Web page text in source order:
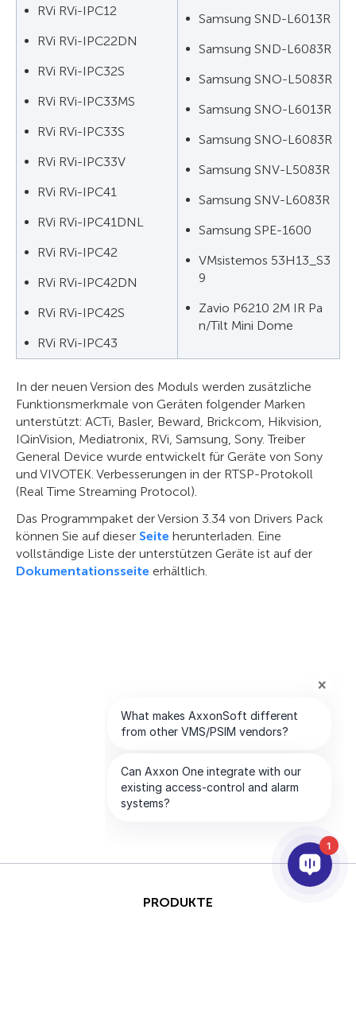
RVi RVi-IPC12
RVi RVi-IPC22DN
RVi RVi-IPC32S
RVi RVi-IPC33MS
RVi RVi-IPC33S
RVi RVi-IPC33V
RVi RVi-IPC41
RVi RVi-IPC41DNL
RVi RVi-IPC42
RVi RVi-IPC42DN
RVi RVi-IPC42S
RVi RVi-IPC43
Samsung SND-L6013R
Samsung SND-L6083R
Samsung SNO-L5083R
Samsung SNO-L6013R
Samsung SNO-L6083R
Samsung SNV-L5083R
Samsung SNV-L6083R
Samsung SPE-1600
VMsistemos 53H13_S3
9
Zavio P6210 2M IR Pa
n/Tilt Mini Dome
In der neuen Version des Moduls werden zusätzliche
Funktionsmerkmale von Geräten folgender Marken
unterstützt: ACTi, Basler, Beward, Brickcom, Hikvision,
IQinVision, Mediatronix, RVi, Samsung, Sony. Treiber
General Device wurde entwickelt für Geräte von Sony
und VIVOTEK. Verbesserungen in der RTSP-Protokoll
(Real Time Streaming Protocol).
Das Programmpaket der Version 3.34 von Drivers Pack
können Sie auf dieser Seite herunterladen. Eine
vollständige Liste der unterstützen Geräte ist auf der
Dokumentationsseite erhältlich.
PRODUKTE
1